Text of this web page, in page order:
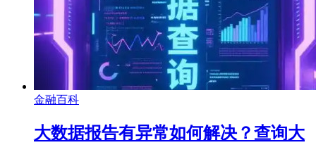
金融百科
大数据报告有异常如何解决？查询大